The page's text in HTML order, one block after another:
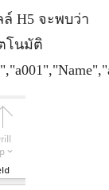
H5 จะพบว่า
โนมัติ